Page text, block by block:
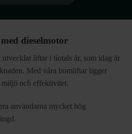
dieselmotor
liftar i tiotals år, som idag är
Med våra bomliftar ligger
miljö och effektivitet.
användarna mycket hög